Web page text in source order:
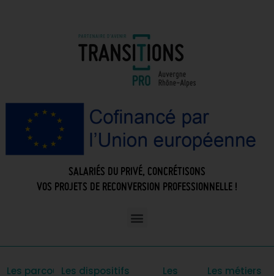
SALARIÉS DU PRIVÉ, CONCRÉTISONS
VOS PROJETS DE RECONVERSION PROFESSIONNELLE !
Les parcoursLes dispositifs
Les
Les métiers